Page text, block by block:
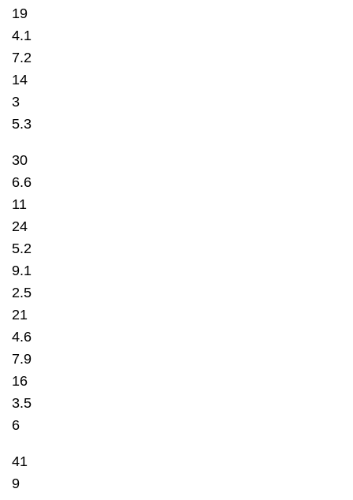
19
4.1
7.2
14
3
5.3
30
6.6
11
24
5.2
9.1
2.5
21
4.6
7.9
16
3.5
6
41
9